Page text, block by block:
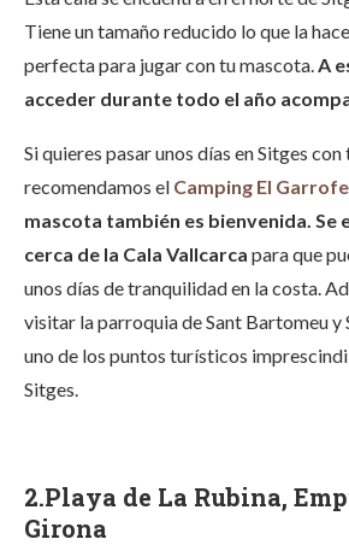
Tiene un tamaño reducido lo que la
perfecta para jugar con tu mascota. A
acceder durante todo el año
Si quieres pasar unos días en Sitges
recomendamos el Camping El
mascota también es bienvenida. Se
cerca de la Cala Vallcarca para que
unos días de tranquilidad en la costa.
visitar la parroquia de Sant Bartomeu y
uno de los puntos turísticos
Sitges.
2.Playa de La Rubina,
Girona